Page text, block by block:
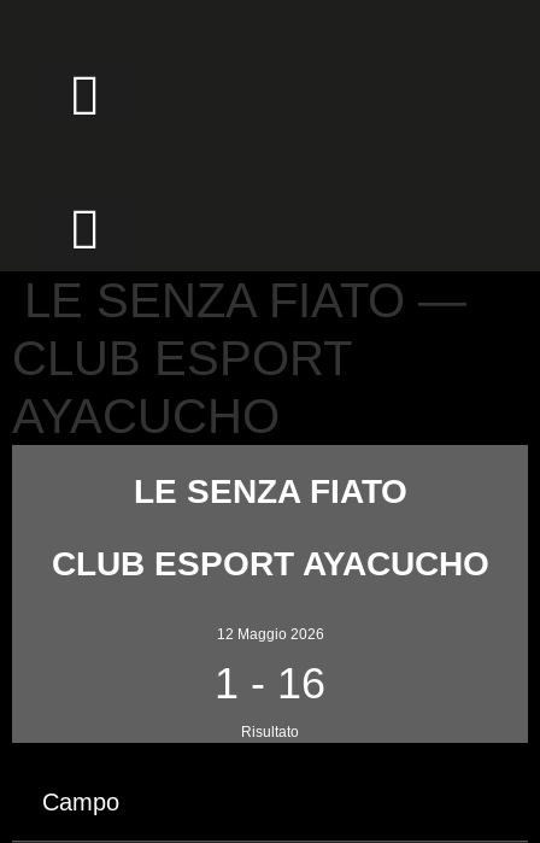
LE SENZA FIATO —
CLUB ESPORT
AYACUCHO
LE SENZA FIATO
CLUB ESPORT AYACUCHO
12 Maggio 2026
1 - 16
Risultato
Campo